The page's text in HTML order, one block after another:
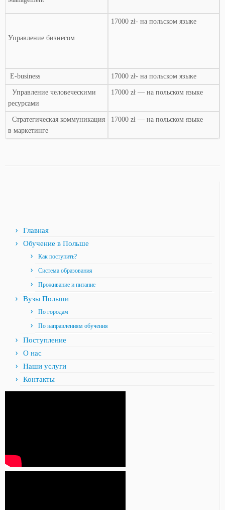
Управление бизнесом
17000 zł- на польском языке
E-business 17000 zł- на польском языке
Управление человеческими
ресурсами
17000 zł — на польском языке
Стратегическая коммуникация
в маркетинге
17000 zł — на польском языке
Главная
Обучение в Польше
Как поступить?
Система образования
Проживание и питание
Вузы Польши
По городам
По направлениям обучения
Поступление
О нас
Наши услуги
Контакты